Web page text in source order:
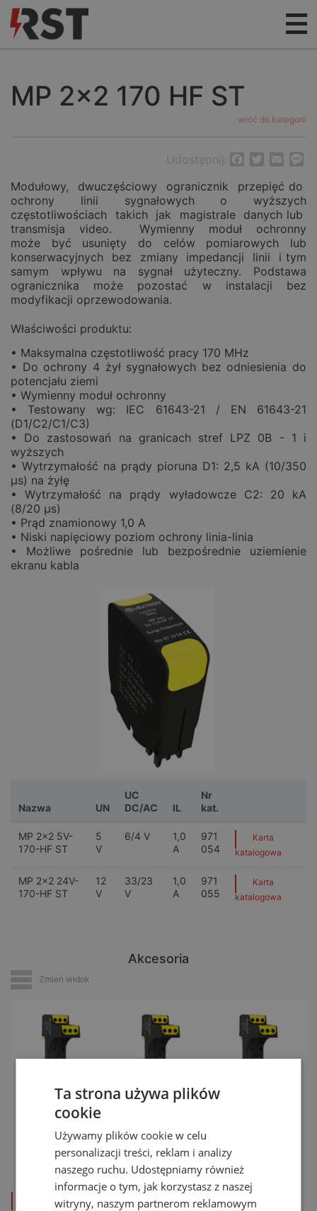
MP 2×2 170 HF ST
wróć do kategorii
Udostępnij: Facebook
Twitter
Email
Modułowy, dwuczęściowy ogranicznik przepięć do
ochrony linii sygnałowych o wyższych
częstotliwościach takich jak magistrale danych lub
transmisja video. Wymienny moduł ochronny
może być usunięty do celów pomiarowych lub
konserwacyjnych bez zmiany impedancji linii i tym
samym wpływu na sygnał użyteczny. Podstawa
ogranicznika może pozostać w instalacji bez
modyfikacji oprzewodowania.
Właściwości produktu:
• Maksymalna częstotliwość pracy 170 MHz
• Do ochrony 4 żył sygnałowych bez odniesienia do
potencjału ziemi
• Wymienny moduł ochronny
• Testowany wg: IEC 61643-21 / EN 61643-21
(D1/C2/C1/C3)
• Do zastosowań na granicach stref LPZ 0B - 1 i
wyższych
• Wytrzymałość na prądy pioruna D1: 2,5 kA (10/350
µs) na żyłę
• Wytrzymałość na prądy wyładowcze C2: 20 kA
(8/20 µs)
• Prąd znamionowy 1,0 A
• Niski napięciowy poziom ochrony linia-linia
• Możliwe pośrednie lub bezpośrednie uziemienie
ekranu kabla
Nazwa UN
UC
DC/AC
IL
Nr
kat.
MP 2x2 5V-
170-HF ST
5
V
6/4 V
1,0
A
971
054
Karta
katalogowa
MP 2x2 24V-
170-HF ST
12
V
33/23
V
1,0
A
971
055
Karta
katalogowa
Akcesoria
Zmień widok
MP Base
2×2-R GND
HF
zobacz produkt
MP Base
2×2-R GDT
HF
zobacz produkt
2×2-R HF
Ta strona używa plików
cookie
Używamy plików cookie w celu
personalizacji treści, reklam i analizy
naszego ruchu. Udostępniamy również
informacje o tym, jak korzystasz z naszej
witryny, naszym partnerom reklamowym